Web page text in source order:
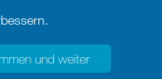
und weiter